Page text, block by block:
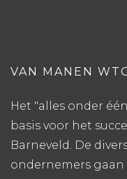
VAN MANEN
Het "alles onder
basis voor het
Barneveld. De
ondernemers